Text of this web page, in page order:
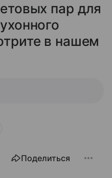
пар для
в нашем
Поделиться